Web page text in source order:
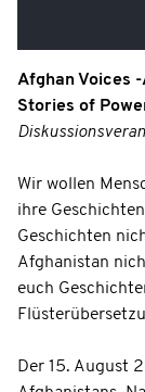
Afghan Voices
Stories of
Wir wollen
ihre
Geschichten
Afghanistan
euch
Der 15. August